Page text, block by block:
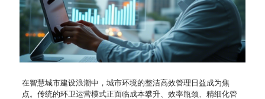
在智慧城市建设浪潮中，城市环境的整洁高效管理日益成为焦
点。传统的环卫运营模式正面临成本攀升、效率瓶颈、精细化管